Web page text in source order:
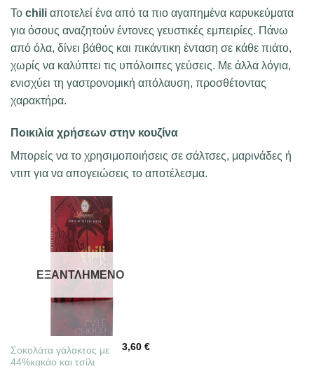
Το chili αποτελεί ένα από τα πιο αγαπημένα καρυκεύματα
για όσους αναζητούν έντονες γευστικές εμπειρίες. Πάνω
από όλα, δίνει βάθος και πικάντικη ένταση σε κάθε πιάτο,
χωρίς να καλύπτει τις υπόλοιπες γεύσεις. Με άλλα λόγια,
ενισχύει τη γαστρονομική απόλαυση, προσθέτοντας
χαρακτήρα.
Ποικιλία χρήσεων στην κουζίνα
Μπορείς να το χρησιμοποιήσεις σε σάλτσες, μαρινάδες ή
ντιπ για να απογειώσεις το αποτέλεσμα.
ΕΞΑΝΤΛΗΜΈΝΟ
Σοκολάτα γάλακτος με
44%κακάο και τσίλι
3,60€